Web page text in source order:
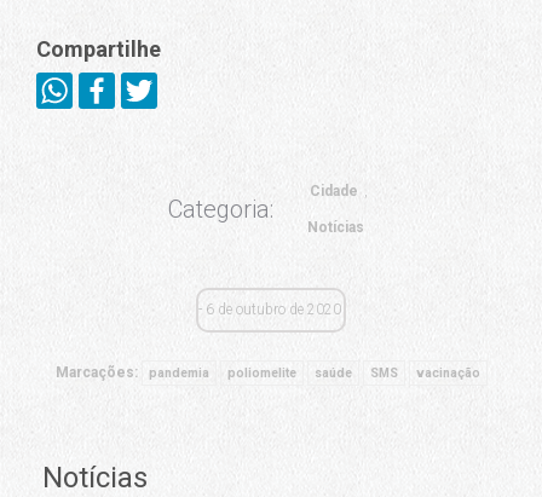
Compartilhe
Categoria:
Cidade
Notícias
6 de outubro de 2020
Marcações: pandemia poliomelite saúde SMS vacinação
Notícias